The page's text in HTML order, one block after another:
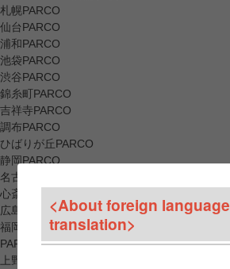
札幌PARCO
仙台PARCO
浦和PARCO
池袋PARCO
渋谷PARCO
錦糸町PARCO
吉祥寺PARCO
調布PARCO
ひばりが丘PARCO
静岡PARCO
名古屋PARCO
心斎橋PARCO
広島PARCO
福岡PARCO
PARCO_ya
上野
<About foreign language
translation>